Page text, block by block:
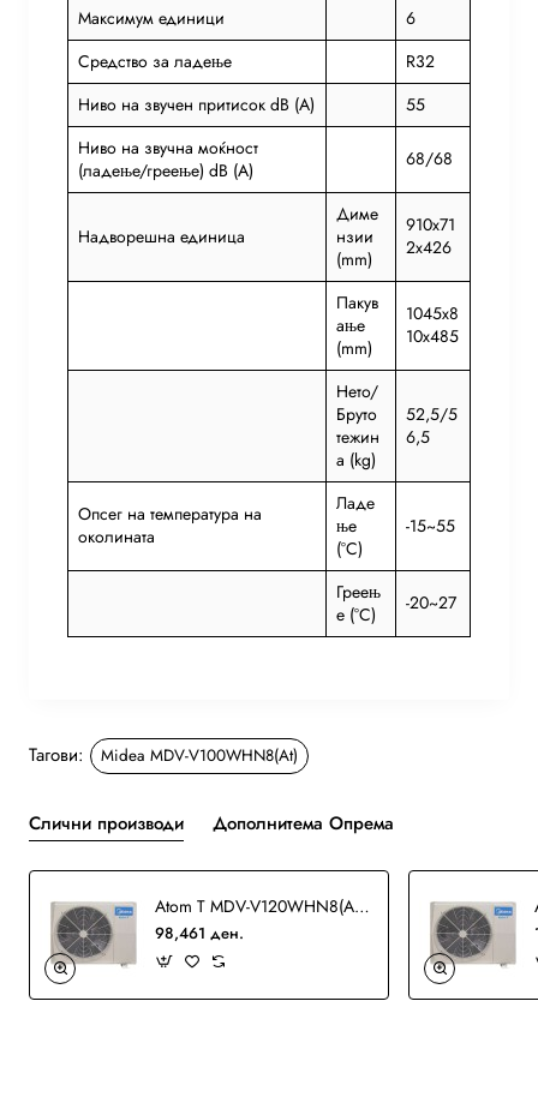
Максимум единици
6
Средство за ладење
R32
Ниво на звучен притисок dB (A)
55
Ниво на звучна моќност
(ладење/греење) dB (A)
68/68
Надворешна единица
Диме
нзии
(mm)
910x71
2x426
Пакув
ање
(mm)
1045x8
10x485
Нето/
Бруто
тежин
а (kg)
52,5/5
6,5
Опсег на температура на
околината
Ладе
ње
(°C)
-15~55
Греењ
е (°C)
-20~27
Тагови: Midea MDV-V100WHN8(At)
Слични производи Дополнитема Опрема
Atom T MDV-V120WHN8(At) VRF
98,461 ден.